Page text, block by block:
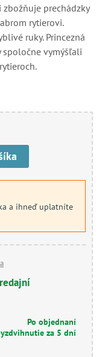
prechádzky
rytierovi.
ruky. Princezná
spoločne vymýšľali
a ihneď uplatníte
Po objednaní
za 5 dní